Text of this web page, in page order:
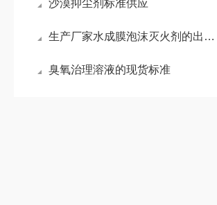
沙漠抑尘剂标准供应
生产厂家水成膜泡沫灭火剂的出厂成分
臭氧治理溶液的现货标准